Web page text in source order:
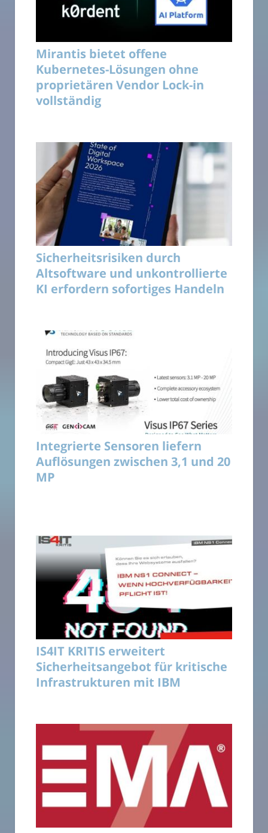
Mirantis bietet offene
Kubernetes-Lösungen ohne
proprietären Vendor Lock-in
vollständig
Sicherheitsrisiken durch
Altsoftware und unkontrollierte
KI erfordern sofortiges Handeln
Integrierte Sensoren liefern
Auflösungen zwischen 3,1 und 20
MP
IS4IT KRITIS erweitert
Sicherheitsangebot für kritische
Infrastrukturen mit IBM